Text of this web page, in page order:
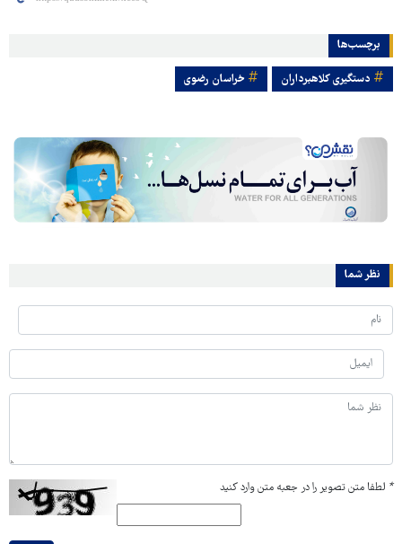
برچسب‌ها
دستگیری کلاهبرداران خراسان رضوی
نظر شما
* لطفا متن تصویر را در جعبه متن وارد کنید